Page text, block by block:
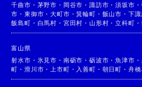
千曲市 ・ 茅野市 ・ 岡谷市 ・諏訪市 ・須坂市 ・
市 ・東御市 ・大町市 ・箕輪町 ・ 飯山市 ・ 下
飯島町 ・ 白馬村 ・ 宮田村 ・ 山形村 ・立科町 ・
富山県
射水市 ・ 氷見市 ・ 南砺市 ・砺波市 ・魚津市 ・
町 ・滑川市 ・ 上市町 ・ 入善町 ・ 朝日町 ・ 舟